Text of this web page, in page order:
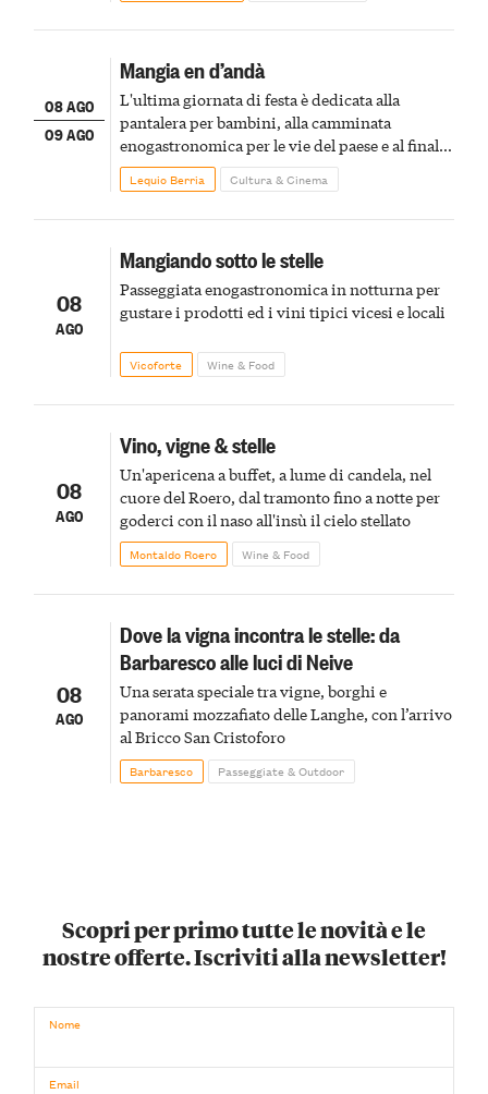
08 AGO
09 AGO
Mangia en d’andà
L'ultima giornata di festa è dedicata alla
pantalera per bambini, alla camminata
enogastronomica per le vie del paese e al finale
pirotecnico
Lequio Berria Cultura & Cinema
08
AGO
Mangiando sotto le stelle
Passeggiata enogastronomica in notturna per
gustare i prodotti ed i vini tipici vicesi e locali
Vicoforte Wine & Food
08
AGO
Vino, vigne & stelle
Un'apericena a buffet, a lume di candela, nel
cuore del Roero, dal tramonto fino a notte per
goderci con il naso all'insù il cielo stellato
Montaldo Roero Wine & Food
08
AGO
Dove la vigna incontra le stelle: da
Barbaresco alle luci di Neive
Una serata speciale tra vigne, borghi e
panorami mozzafiato delle Langhe, con l’arrivo
al Bricco San Cristoforo
Barbaresco Passeggiate & Outdoor
Scopri per primo tutte le novità e le
nostre offerte. Iscriviti alla newsletter!
Nome
Email